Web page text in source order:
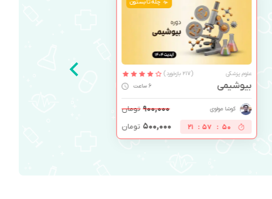
چله تابستون
علوم پزشکی (217 بازخورد)
بیوشیمی 6 ساعت
کوشا مولوی ۹۰۰,۰۰۰ تومان
49
:
57
:
21 ۵۰۰,۰۰۰ تومان